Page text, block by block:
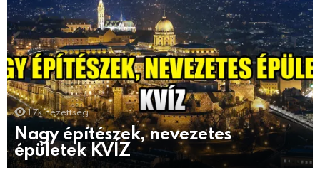
1.7k nézettség
Nagy építészek, nevezetes
épületek KVÍZ